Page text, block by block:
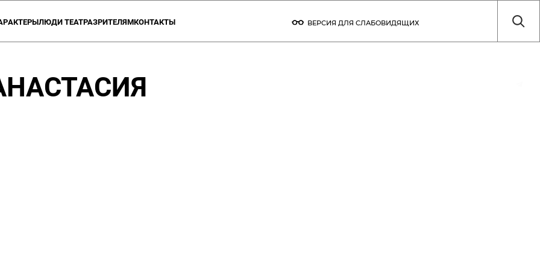
О ТЕАТРЕПРОЕКТЫУЧЕБНЫЕ СТУДИИВАКАНСИИПАРТНЕРЫДОКУМЕНТЫТЕХНИЧЕСКИЕ ПАРАМЕТРЫ
АКТЕРЫЛЮДИ ТЕАТРАЗРИТЕЛЯМ
АКЦИИ ТЕАТРА
КОНТАКТЫ ВЕРСИЯ ДЛЯ СЛАБОВИДЯЩИХ